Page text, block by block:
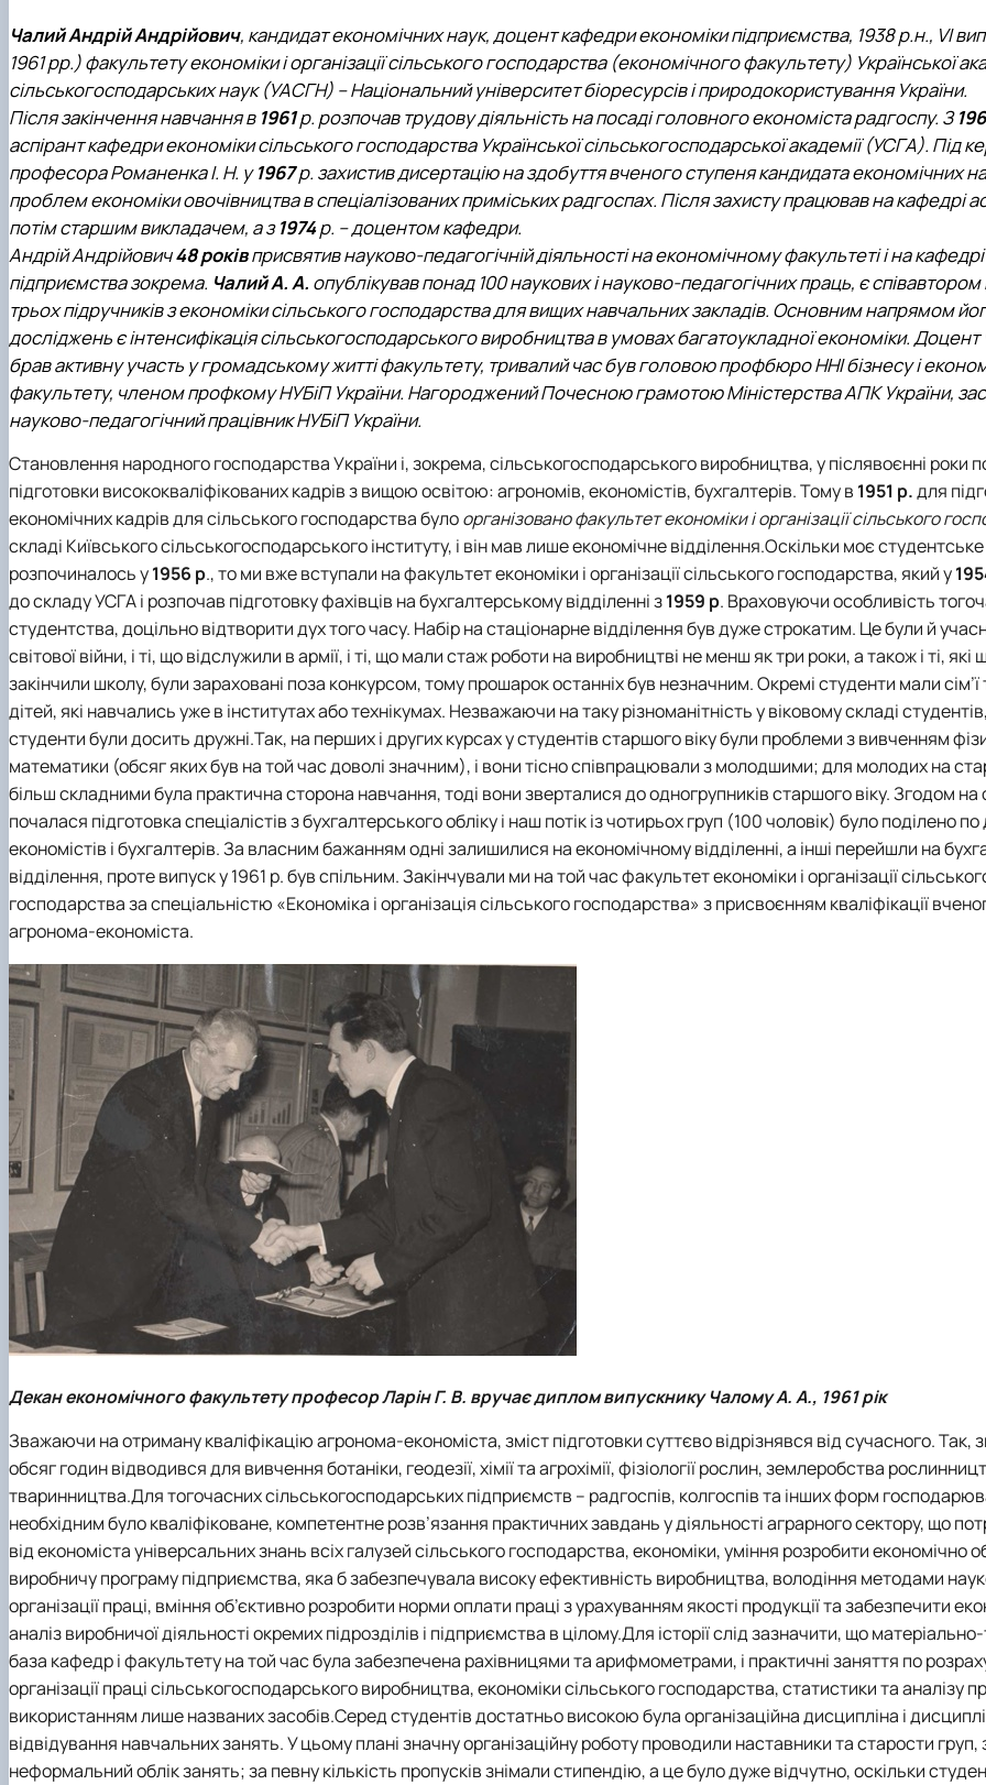
Чалий Андрій Андрійович, кандидат економічних наук, доцент кафедри економіки підприємства, 1938 р.н., VI
1961 рр.) факультету економіки і організації сільського господарства (економічного факультету) Української
сільськогосподарських наук (УАСГН) – Національний університет біоресурсів і природокористування України.
Після закінчення навчання в 1961р. розпочав трудову діяльність на посаді головного економіста радгоспу. З
аспірант кафедри економіки сільського господарства Української сільськогосподарської академії (УСГА). Під
професора Романенка І. Н. у1967р. захистив дисертацію на здобуття вченого ступеня кандидата економічних
проблем економіки овочівництва в спеціалізованих приміських радгоспах. Після захисту працював на кафедрі
потім старшим викладачем, а з1974р. – доцентом кафедри.
Андрій Андрійович48 роківприсвятив науково-педагогічній діяльності на економічному факультеті і на
підприємства зокрема. Чалий А. А. опублікував понад 100 наукових і науково-педагогічних праць, є
трьох підручників з економіки сільського господарства для вищих навчальних закладів. Основним напрямом
досліджень є інтенсифікація сільськогосподарського виробництва в умовах багатоукладної економіки.
брав активну участь у громадському житті факультету, тривалий час був головою профбюро ННІ бізнесу і
факультету, членом профкому НУБіП України. Нагороджений Почесною грамотою Міністерства АПК України,
науково-педагогічний працівник НУБіП України.
Становлення народного господарства України і, зокрема, сільськогосподарського виробництва, у післявоєнні роки
підготовки висококваліфікованих кадрів з вищою освітою: агрономів, економістів, бухгалтерів. Тому в 1951 р.для
економічних кадрів для сільського господарства булоорганізовано факультет економіки і організації сільського
складі Київського сільськогосподарського інституту, і він мав лише економічне відділення.Оскільки моє
розпочиналось у1956 р., то ми вже вступали на факультет економіки і організації сільського господарства, який у
до складу УСГА і розпочав підготовку фахівців на бухгалтерському відділенні з1959 р. Враховуючи особливість
студентства, доцільно відтворити дух того часу. Набір на стаціонарне відділення був дуже строкатим. Це були й
світової війни, і ті, що відслужили в армії, і ті, що мали стаж роботи на виробництві не менш як три роки, а також і ті, які
закінчили школу, були зараховані поза конкурсом, тому прошарок останніх був незначним. Окремі студенти мали
дітей, які навчались уже в інститутах або технікумах. Незважаючи на таку різноманітність у віковому складі
студенти були досить дружні.Так, на перших і других курсах у студентів старшого віку були проблеми з вивченням
математики (обсяг яких був на той час доволі значним), і вони тісно співпрацювали з молодшими; для молодих на
більш складними була практична сторона навчання, тоді вони зверталися до одногрупників старшого віку. Згодом на
почалася підготовка спеціалістів з бухгалтерського обліку і наш потік із чотирьох груп (100 чоловік) було поділено по
економістів і бухгалтерів. За власним бажанням одні залишилися на економічному відділенні, а інші перейшли на
відділення, проте випуск у 1961 р. був спільним. Закінчували ми на той час факультет економіки і організації
господарства за спеціальністю «Економіка і організація сільського господарства» з присвоєнням кваліфікації
агронома-економіста.
Декан економічного факультету професор Ларін Г. В. вручає диплом випускнику Чалому А. А., 1961 рік
Зважаючи на отриману кваліфікацію агронома-економіста, зміст підготовки суттєво відрізнявся від сучасного. Так,
обсяг годин відводився для вивчення ботаніки, геодезії, хімії та агрохімії, фізіології рослин, землеробства
тваринництва.Для тогочасних сільськогосподарських підприємств – радгоспів, колгоспів та інших форм
необхідним було кваліфіковане, компетентне розв’язання практичних завдань у діяльності аграрного сектору, що
від економіста універсальних знань всіх галузей сільського господарства, економіки, уміння розробити економічно
виробничу програму підприємства, яка б забезпечувала високу ефективність виробництва, володіння методами
організації праці, вміння об’єктивно розробити норми оплати праці з урахуванням якості продукції та забезпечити
аналіз виробничої діяльності окремих підрозділів і підприємства в цілому.Для історії слід зазначити, що
база кафедр і факультету на той час була забезпечена рахівницями та арифмометрами, і практичні заняття по
організації праці сільськогосподарського виробництва, економіки сільського господарства, статистики та аналізу
використанням лише названих засобів.Серед студентів достатньо високою була організаційна дисципліна і
відвідування навчальних занять. У цьому плані значну організаційну роботу проводили наставники та старости
неформальний облік занять; за певну кількість пропусків знімали стипендію, а це було дуже відчутно, оскільки